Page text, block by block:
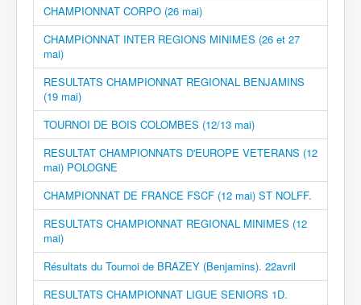
CHAMPIONNAT CORPO (26 mai)
CHAMPIONNAT INTER REGIONS MINIMES (26 et 27
mai)
RESULTATS CHAMPIONNAT REGIONAL BENJAMINS
(19 mai)
TOURNOI DE BOIS COLOMBES (12/13 mai)
RESULTAT CHAMPIONNATS D'EUROPE VETERANS (12
mai) POLOGNE
CHAMPIONNAT DE FRANCE FSCF (12 mai) ST NOLFF.
RESULTATS CHAMPIONNAT REGIONAL MINIMES (12
mai)
Résultats du Tournoi de BRAZEY (Benjamins). 22avril
RESULTATS CHAMPIONNAT LIGUE SENIORS 1D.